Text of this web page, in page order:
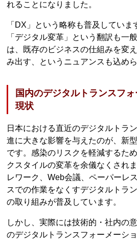
れることになりました。
「DX」という略称も普及してい
「デジタル変革」という翻訳も一
は、既存のビジネスの仕組みを変
み出す、というニュアンスも込めら
国内のデジタルトランスフ
現状
日本における直近のデジタルトラ
進に大きな影響を与えたのが、新
です。感染のリスクを軽減するた
クスタイルの変革を余儀なくされ
レワーク、Web会議、ペーパーレ
スでの作業をなくすデジタルトラ
の取り組みが普及しています。
しかし、実際には技術的・社内の
のデジタルトランスフォーメーシ